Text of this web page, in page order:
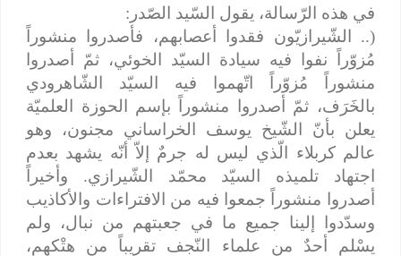
في هذه الرّسالة، يقول السّيد الصّدر:
(.. الشّيرازيّون فقدوا أعصابهم، فأصدروا منشوراً
مُزوّراً نفوا فيه سيادة السيّد الخوئي، ثمّ أصدروا
منشوراً مُزوّراً اتّهموا فيه السيّد الشّاهرودي
بالخَرَف، ثمّ أصدروا منشوراً بإسم الحوزة العلميّة
يعلن بأنّ الشّيخ يوسف الخراساني مجنون، وهو
عالم كربلاء الّذي ليس له جرمٌ إلاّ أنّه يشهد بعدم
اجتهاد تلميذه السيّد محمّد الشّيرازي. وأخيراً
أصدروا منشوراً جمعوا فيه من الافتراءات والأكاذيب
وسدّدوا إلينا جميع ما في جعبتهم من نبال، ولم
يسْلم أحدٌ من علماء النّجف تقريباً من هتْكهم،